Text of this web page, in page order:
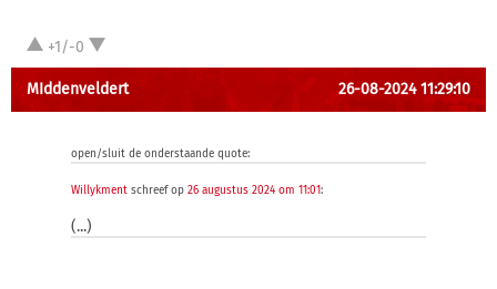
+1/-0
MIddenveldert 26-08-2024 11:29:10
open/sluit de onderstaande quote:
Willykment schreef op 26 augustus 2024 om 11:01:
(...)